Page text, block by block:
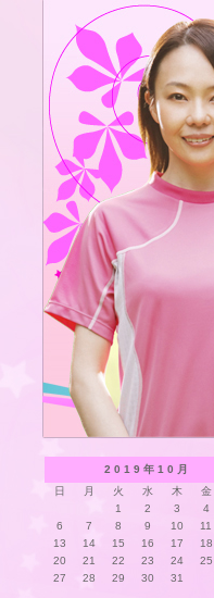
2019年10月
日
月 火 水 木 金
1
2 3 4
6
7 8 9 10 11
13
14 15 16 17 18
20
21 22 23 24 25
27
28 29 30 31